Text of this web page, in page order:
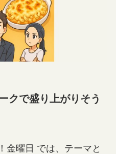
クで盛り上がりそう
金曜日 では、テーマと